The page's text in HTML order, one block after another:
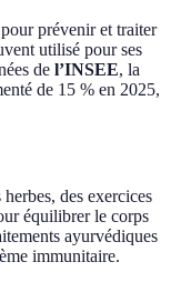
prévenir et traiter
utilisé pour ses
de l’INSEE, la
de 15 % en 2025,
des exercices
équilibrer le corps
ayurvédiques
immunitaire.